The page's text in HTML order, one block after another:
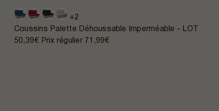
+2
Coussins Palette Déhoussable Imperméable - LOT
50,39€ Prix régulier 71,99€